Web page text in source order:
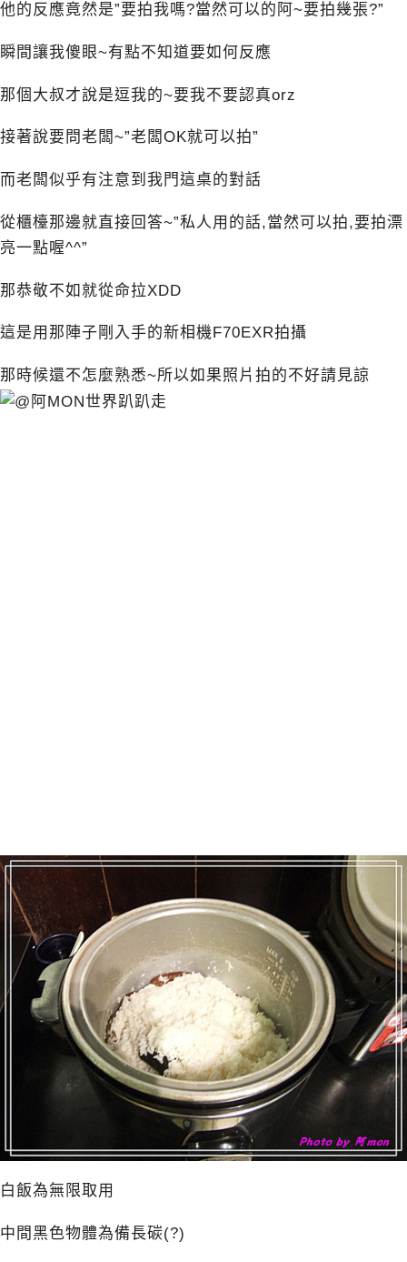
他的反應竟然是”要拍我嗎?當然可以的阿~要拍幾張?”
瞬間讓我傻眼~有點不知道要如何反應
那個大叔才說是逗我的~要我不要認真orz
接著說要問老闆~”老闆OK就可以拍”
而老闆似乎有注意到我門這桌的對話
從櫃檯那邊就直接回答~”私人用的話,當然可以拍,要拍漂
亮一點喔^^”
那恭敬不如就從命拉XDD
這是用那陣子剛入手的新相機F70EXR拍攝
那時候還不怎麼熟悉~所以如果照片拍的不好請見諒
白飯為無限取用
中間黑色物體為備長碳(?)